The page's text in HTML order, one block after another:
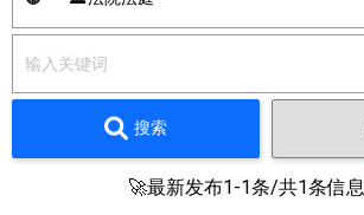
搜索
🚀最新发布1-1条/共1条信息